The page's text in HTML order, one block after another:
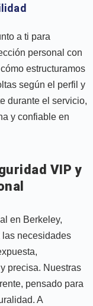
a ti para
personal con
estructuramos
según el perfil y
durante el servicio,
y confiable en
VIP y
en Berkeley,
necesidades
precisa. Nuestras
pensado para
A